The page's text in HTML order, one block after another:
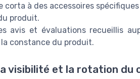
corta à des accessoires
produit.
avis et évaluations recueillis
constance du produit.
visibilité et la rotation du